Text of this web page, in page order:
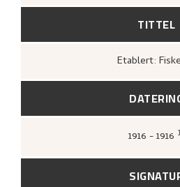
TITTEL
Etablert:
1916 - 1916
Gyldendal, 1967